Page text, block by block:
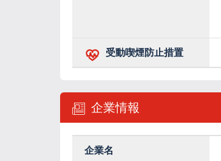
受動喫煙防止措置
企業情報
企業名